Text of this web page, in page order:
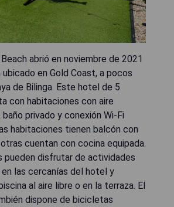
abrió en noviembre de 2021
en Gold Coast, a pocos
de Bilinga. Este hotel de 5
con habitaciones con aire
privado y conexión Wi-Fi
habitaciones tienen balcón con
cuentan con cocina equipada.
pueden disfrutar de actividades
las cercanías del hotel y
al aire libre o en la terraza. El
dispone de bicicletas